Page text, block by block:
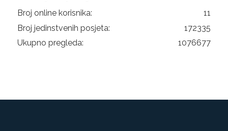
Broj online korisnika:
11
Broj jedinstvenih posjeta:
172335
Ukupno pregleda:
1076677